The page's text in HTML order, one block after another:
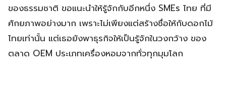
ของธรรมชาติ ขอแนะนำให้รู้จักกับอีกหนึ่ง SMEs ไทย ที่มี
ศักยภาพอย่างมาก เพราะไม่เพียงแต่สร้างชื่อให้กับดอกไม้
ไทยเท่านั้น แต่เธอยังพาธุรกิจให้เป็นรู้จักในวงกว้าง ของ
ตลาด OEM ประเภทเครื่องหอมจากทั่วทุกมุมโลก